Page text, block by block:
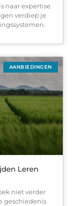
naar expertise
verdiep je
AANBIEDINGEN
Leren
niet verder
geschiedenis